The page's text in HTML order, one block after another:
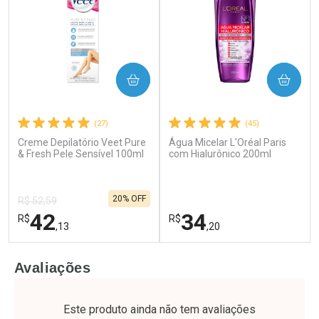
Ativar Desconto
Por R$ 55,19/cada
Ativar Desconto
(27)
Creme Depilatório Veet Pure
& Fresh Pele Sensível 100ml
R$ 52,59
R$42,13
20% OFF
COMPRAR
Laboratório
Por Menos
(45)
Água Micelar L'Oréal Paris
com Hialurônico 200ml
R$34,20
COMPRAR
Laboratório
Por Menos
Avaliações
Este produto ainda não tem avaliações